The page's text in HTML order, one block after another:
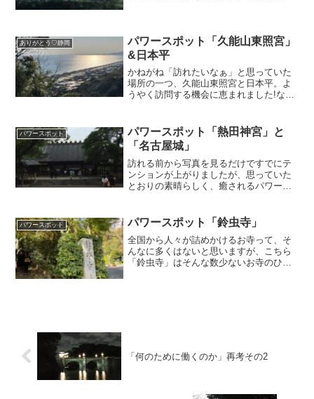
いです。また、緑色のオーブはどうやら
「珍しい」「奇跡」とも言われているら
しく、「幸運が訪れる」
ありがとう♡静岡
パワースポット「久能山東照宮」
&日本平
かねがね「訪れたいなぁ」と思っていた
場所の一つ、久能山東照宮と日本平。よ
うやく訪問する機会に恵まれました!な
「交通の事情」によります(^^;)日本平は
その景色の美しさ・...
パワースポット
パワースポット「熱田神宮」と
「名古屋城」
訪れる前から写真を見るだけですでにテ
ンションが上がりましたが、思っていた
とおりの素晴らしく、癒されるパワース
(^^;)素晴らしい神木も人々をやさしく迎
え入れてくれます。「お清水」では、石
に水を三回かけると願いが叶う、という
言い伝えがあります。
パワースポット パワースポット「鈴虫寺」
全国から人々が詰めかけるお寺って、そ
んなに多くはないと思いますが、こちら
「鈴虫寺」はそんな数少ないお寺のひと
「何のために働くのか」再考その2